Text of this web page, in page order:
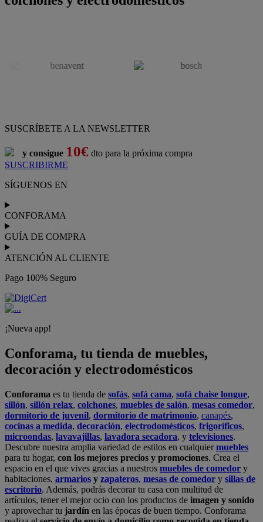
SUSCRÍBETE A LA NEWSLETTER
y consigue 10€ dto para la próxima compra
SUSCRIBIRME
SÍGUENOS EN
CONFORAMA
GUÍA DE COMPRA
ATENCIÓN AL CLIENTE
Pago 100% Seguro
¡Nueva app!
Conforama, tu tienda de muebles,
decoración y electrodomésticos
Conforama es tu tienda de sofás, sofá cama, sofá chaise longue,
sillón, sillón relax, colchones, muebles de salón, mesas comedor,
dormitorio de juvenil, dormitorio de matrimonio, canapés,
cocinas a medida, decoración, electrodomésticos, frigoríficos,
microondas, lavavajillas, lavadora secadora, y televisiones.
Descubre nuestra amplia variedad de estilos en cualquiermuebles
para tu hogar, con los mejores precios y promociones. Crea el
espacio en el que vives gracias a nuestros muebles de comedor y
habitaciones, armarios y zapateros, mesas de comedor y sillas de
escritorio. Además, podrás decorar tu casa con multitud de
artículos, tener el mejor ocio con los productos de imagen y sonido
y aprovechar tu jardín en las épocas de buen tiempo. Conforama